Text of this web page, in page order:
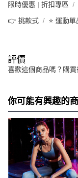
限時優惠 | 折扣專區
👉 挑款式 ⭐ 運動單
評價
喜歡這個商品嗎？購
你可能有興趣的